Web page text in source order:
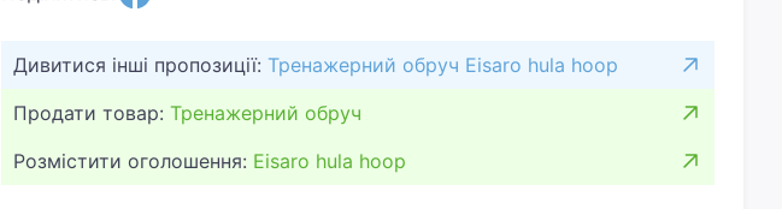
Дивитися інші пропозиції: Тренажерний обруч Eisaro hula hoop
Продати товар: Тренажерний обруч
Розмістити оголошення: Eisaro hula hoop